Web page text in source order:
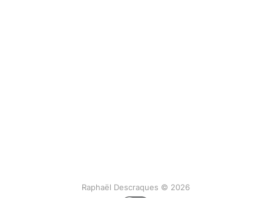
Raphaël Descraques © 2026